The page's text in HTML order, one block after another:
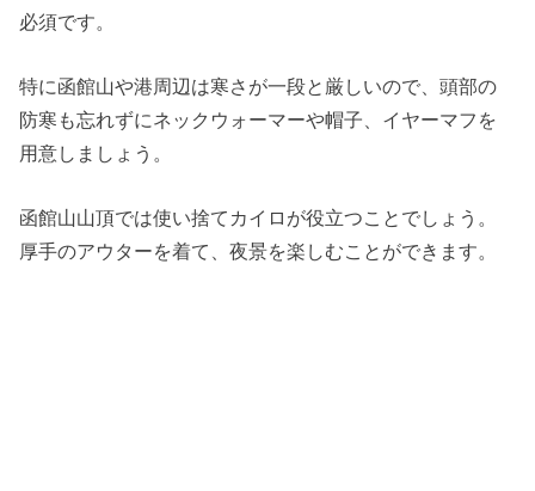
必須です。
特に函館山や港周辺は寒さが一段と厳しいので、頭部の
防寒も忘れずにネックウォーマーや帽子、イヤーマフを
用意しましょう。
函館山山頂では使い捨てカイロが役立つことでしょう。
厚手のアウターを着て、夜景を楽しむことができます。